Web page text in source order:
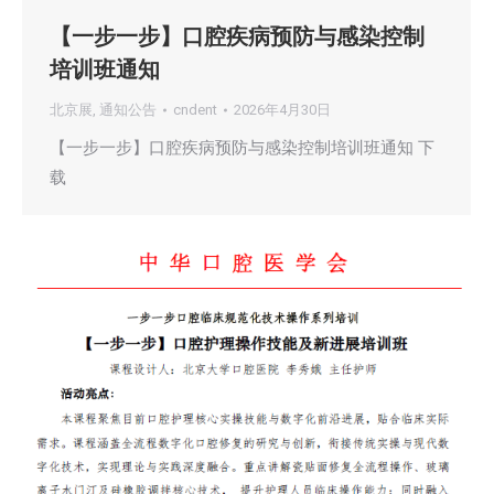
【一步一步】口腔疾病预防与感染控制
培训班通知
北京展, 通知公告 cndent 2026年4月30日
【一步一步】口腔疾病预防与感染控制培训班通知 下
载